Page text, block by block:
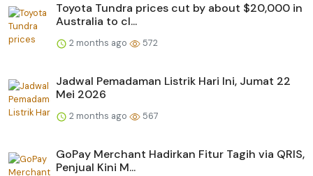
Toyota Tundra prices cut by about $20,000 in
Australia to cl...
2 months ago 572
Jadwal Pemadaman Listrik Hari Ini, Jumat 22
Mei 2026
2 months ago 567
GoPay Merchant Hadirkan Fitur Tagih via QRIS,
Penjual Kini M...